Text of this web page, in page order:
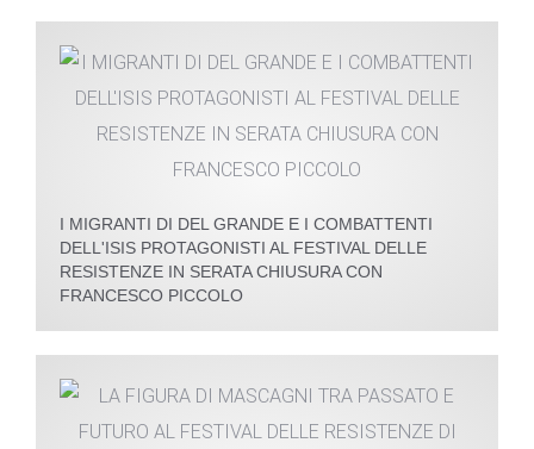
I MIGRANTI DI DEL GRANDE E I COMBATTENTI
DELL'ISIS PROTAGONISTI AL FESTIVAL DELLE
RESISTENZE IN SERATA CHIUSURA CON
FRANCESCO PICCOLO